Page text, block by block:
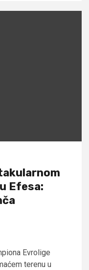
Efesa:
Evrolige
terenu u